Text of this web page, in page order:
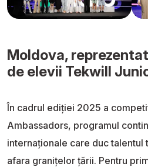
Moldova,
de elevii Tekwill
În cadrul ediției 2025 a
Ambassadors, programul
internaționale care duc
afara granițelor țării. Pentru